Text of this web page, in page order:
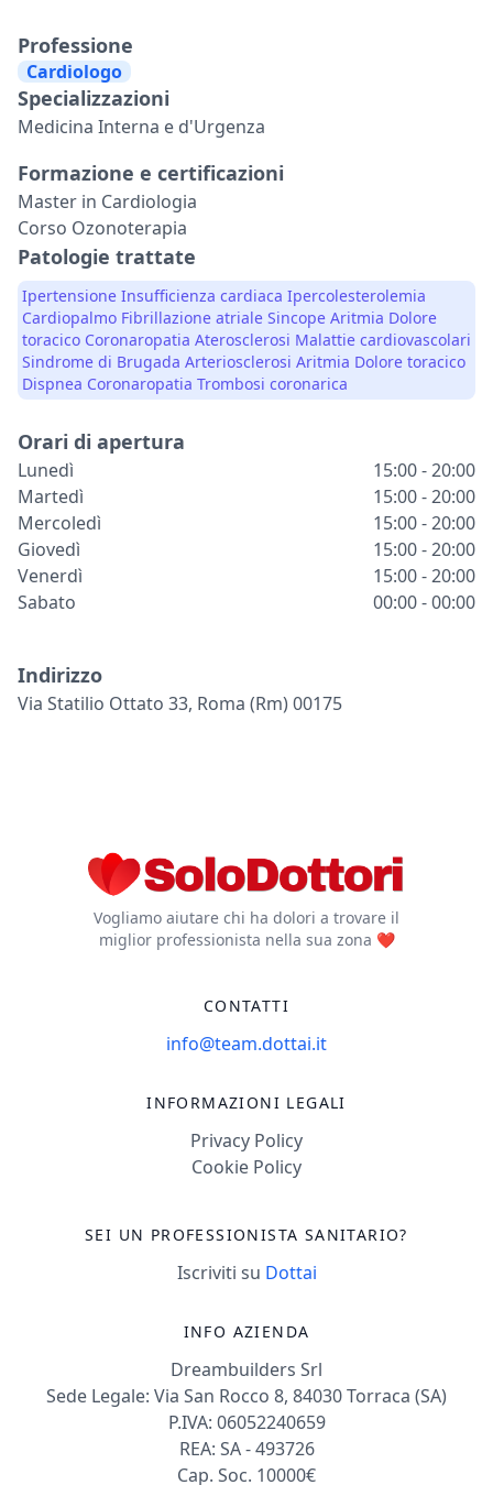
Professione
Cardiologo
Specializzazioni
Medicina Interna e d'Urgenza
Formazione e certificazioni
Master in Cardiologia
Corso Ozonoterapia
Patologie trattate
Ipertensione Insufficienza cardiaca Ipercolesterolemia
Cardiopalmo Fibrillazione atriale Sincope Aritmia Dolore
toracico Coronaropatia Aterosclerosi Malattie cardiovascolari
Sindrome di Brugada Arteriosclerosi Aritmia Dolore toracico
Dispnea Coronaropatia Trombosi coronarica
Orari di apertura
Lunedì
15:00 - 20:00
Martedì
15:00 - 20:00
Mercoledì
15:00 - 20:00
Giovedì
15:00 - 20:00
Venerdì
15:00 - 20:00
Sabato
00:00 - 00:00
Indirizzo
Via Statilio Ottato 33, Roma (rm) 00175
Vogliamo aiutare chi ha dolori a trovare il
miglior professionista nella sua zona ❤️
CONTATTI
info@team.dottai.it
INFORMAZIONI LEGALI
Privacy Policy
Cookie Policy
SEI UN PROFESSIONISTA SANITARIO?
Iscriviti su Dottai
INFO AZIENDA
Dreambuilders Srl
Sede Legale: Via San Rocco 8, 84030 Torraca (SA)
P.IVA: 06052240659
REA: SA - 493726
Cap. Soc. 10000€